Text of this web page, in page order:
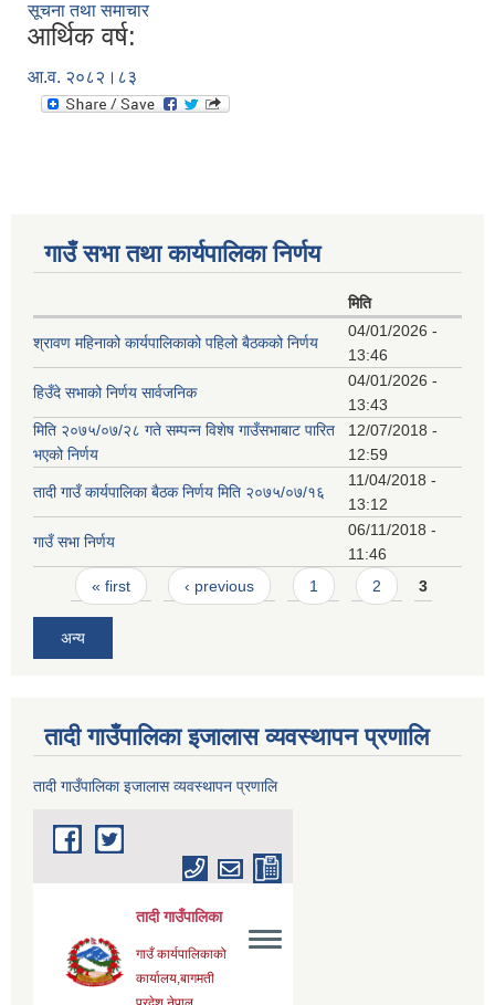
सूचना तथा समाचार
आर्थिक वर्ष:
आ.व. २०८२।८३
गाउँ सभा तथा कार्यपालिका निर्णय
मिति
श्रावण महिनाको कार्यपालिकाको पहिलो बैठकको निर्णय
04/01/2026 -
13:46
हिउँदे सभाको निर्णय सार्वजनिक
04/01/2026 -
13:43
मिति २०७५/०७/२८ गते सम्पन्न विशेष गाउँसभाबाट पारित
भएको निर्णय
12/07/2018 -
12:59
तादी गाउँ कार्यपालिका बैठक निर्णय मिति २०७५/०७/१६
11/04/2018 -
13:12
गाउँ सभा निर्णय
06/11/2018 -
11:46
Pages
« first ‹ previous 1 2 3
अन्य
तादी गाउँपालिका इजालास व्यवस्थापन प्रणालि
तादी गाउँपालिका इजालास व्यवस्थापन प्रणालि